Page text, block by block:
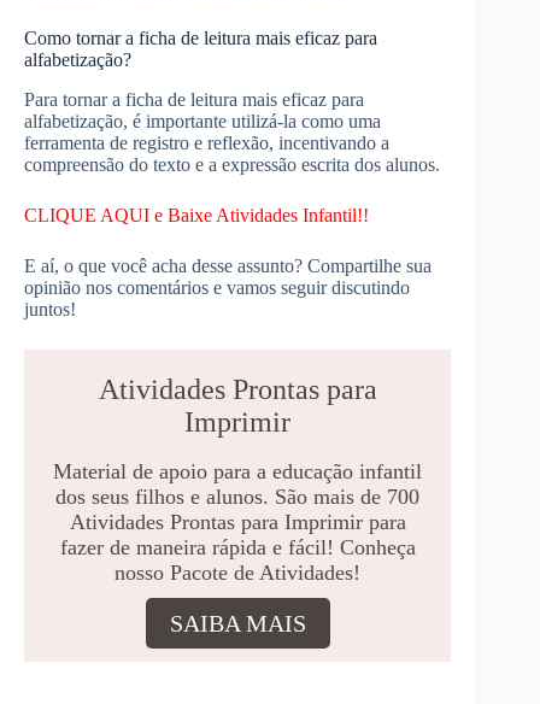
Como tornar a ficha de leitura mais eficaz para
alfabetização?
Para tornar a ficha de leitura mais eficaz para
alfabetização, é importante utilizá-la como uma
ferramenta de registro e reflexão, incentivando a
compreensão do texto e a expressão escrita dos alunos.
CLIQUE AQUI e Baixe Atividades Infantil!!
E aí, o que você acha desse assunto? Compartilhe sua
opinião nos comentários e vamos seguir discutindo
juntos!
Atividades Prontas para
Imprimir
Material de apoio para a educação infantil
dos seus filhos e alunos. São mais de 700
Atividades Prontas para Imprimir para
fazer de maneira rápida e fácil! Conheça
nosso Pacote de Atividades!
SAIBA MAIS